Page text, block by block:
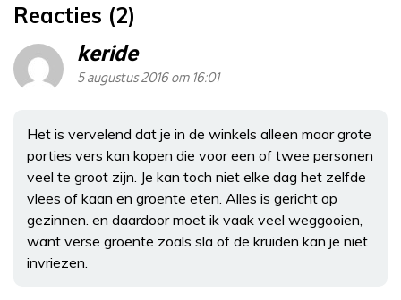
Reacties (2)
keride
5 augustus 2016 om 16:01
Het is vervelend dat je in de winkels alleen maar grote
porties vers kan kopen die voor een of twee personen
veel te groot zijn. Je kan toch niet elke dag het zelfde
vlees of kaan en groente eten. Alles is gericht op
gezinnen. en daardoor moet ik vaak veel weggooien,
want verse groente zoals sla of de kruiden kan je niet
invriezen.